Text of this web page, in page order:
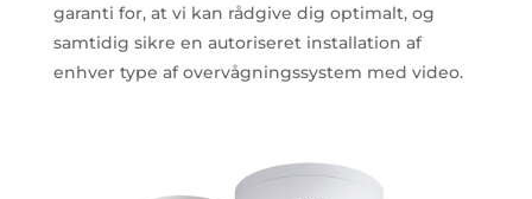
garanti for, at vi kan rådgive dig optimalt, og
samtidig sikre en autoriseret installation af
enhver type af overvågningssystem med video.